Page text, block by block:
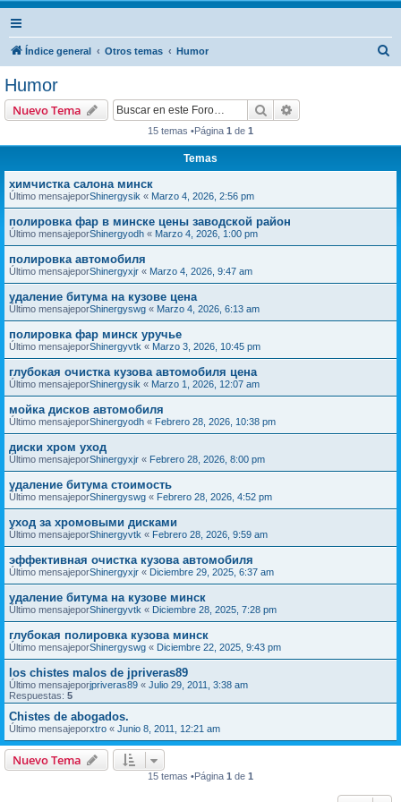
Índice general Otros temas Humor
Humor
Nuevo Tema Buscar
15 temas •Página 1 de 1
Temas
химчистка салона минск
Último mensajeporShinergysik « Marzo 4, 2026, 2:56 pm
полировка фар в минске цены заводской район
Último mensajeporShinergyodh « Marzo 4, 2026, 1:00 pm
полировка автомобиля
Último mensajeporShinergyxjr « Marzo 4, 2026, 9:47 am
удаление битума на кузове цена
Último mensajeporShinergyswg « Marzo 4, 2026, 6:13 am
полировка фар минск уручье
Último mensajeporShinergyvtk « Marzo 3, 2026, 10:45 pm
глубокая очистка кузова автомобиля цена
Último mensajeporShinergysik « Marzo 1, 2026, 12:07 am
мойка дисков автомобиля
Último mensajeporShinergyodh « Febrero 28, 2026, 10:38 pm
диски хром уход
Último mensajeporShinergyxjr « Febrero 28, 2026, 8:00 pm
удаление битума стоимость
Último mensajeporShinergyswg « Febrero 28, 2026, 4:52 pm
уход за хромовыми дисками
Último mensajeporShinergyvtk « Febrero 28, 2026, 9:59 am
эффективная очистка кузова автомобиля
Último mensajeporShinergyxjr « Diciembre 29, 2025, 6:37 am
удаление битума на кузове минск
Último mensajeporShinergyvtk « Diciembre 28, 2025, 7:28 pm
глубокая полировка кузова минск
Último mensajeporShinergyswg « Diciembre 22, 2025, 9:43 pm
los chistes malos de jpriveras89
Último mensajeporjpriveras89 « Julio 29, 2011, 3:38 am
Respuestas: 5
Chistes de abogados.
Último mensajeporxtro « Junio 8, 2011, 12:21 am
Nuevo Tema
15 temas •Página 1 de 1